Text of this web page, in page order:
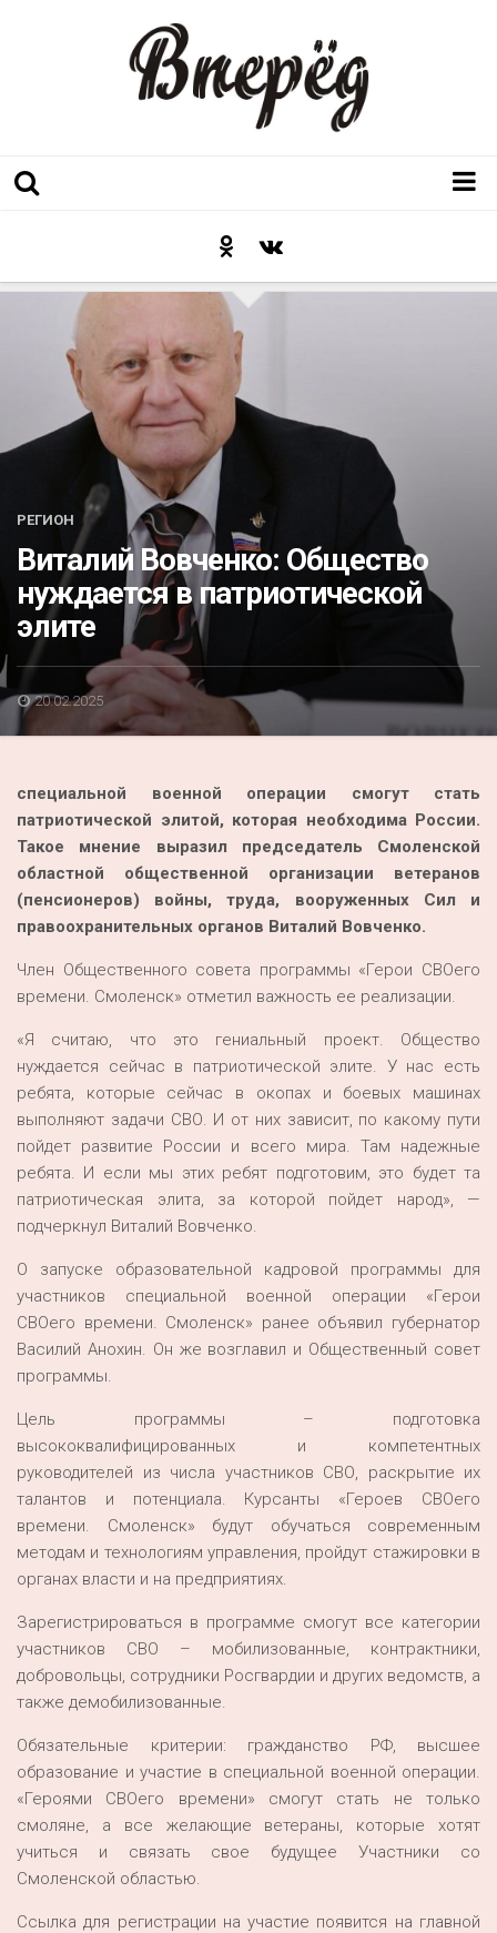
Послесловие к празднику
Неожиданный ракурс
Контакты
Люди родного края
Акция
К 70-летию районного Дома культуры
Конкурс
Люди родного края
Национальные проекты
Память
Перепись — 2020
РЕГИОН
Виталий Вовченко: Общество
нуждается в патриотической
элите
20.02.2025
специальной военной операции смогут стать
патриотической элитой, которая необходима России.
Такое мнение выразил председатель Смоленской
областной общественной организации ветеранов
(пенсионеров) войны, труда, вооруженных Сил и
правоохранительных органов Виталий Вовченко.
Член Общественного совета программы «Герои СВОего
времени. Смоленск» отметил важность ее реализации.
«Я считаю, что это гениальный проект. Общество
нуждается сейчас в патриотической элите. У нас есть
ребята, которые сейчас в окопах и боевых машинах
выполняют задачи СВО. И от них зависит, по какому пути
пойдет развитие России и всего мира. Там надежные
ребята. И если мы этих ребят подготовим, это будет та
патриотическая элита, за которой пойдет народ», —
подчеркнул Виталий Вовченко.
О запуске образовательной кадровой программы для
участников специальной военной операции «Герои
СВОего времени. Смоленск» ранее объявил губернатор
Василий Анохин. Он же возглавил и Общественный совет
программы.
Цель программы – подготовка
высококвалифицированных и компетентных
руководителей из числа участников СВО, раскрытие их
талантов и потенциала. Курсанты «Героев СВОего
времени. Смоленск» будут обучаться современным
методам и технологиям управления, пройдут стажировки в
органах власти и на предприятиях.
Зарегистрироваться в программе смогут все категории
участников СВО – мобилизованные, контрактники,
добровольцы, сотрудники Росгвардии и других ведомств, а
также демобилизованные.
Обязательные критерии: гражданство РФ, высшее
образование и участие в специальной военной операции.
«Героями СВОего времени» смогут стать не только
смоляне, а все желающие ветераны, которые хотят
учиться и связать свое будущее Участники со
Смоленской областью.
Ссылка для регистрации на участие появится на главной